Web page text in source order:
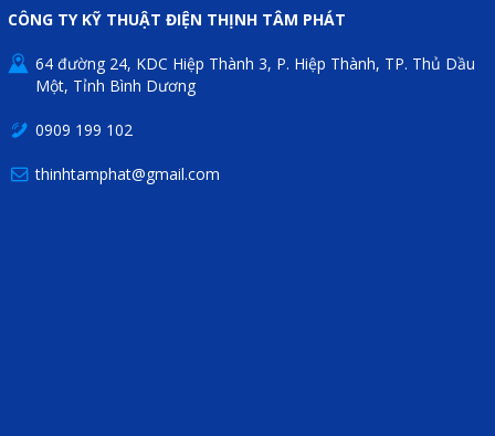
CÔNG TY KỸ THUẬT ĐIỆN THỊNH TÂM PHÁT
64 đường 24, KDC Hiệp Thành 3, P. Hiệp Thành, TP. Thủ Dầu
Một, Tỉnh Bình Dương
0909 199 102
thinhtamphat@gmail.com